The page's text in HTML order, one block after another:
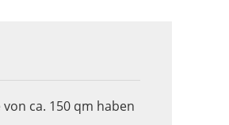
ca. 150 qm haben